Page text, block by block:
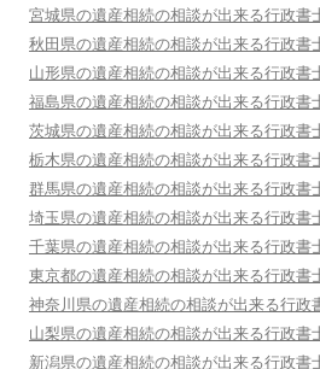
宮城県の遺産相続の相談が出来る行政書
秋田県の遺産相続の相談が出来る行政書
山形県の遺産相続の相談が出来る行政書
福島県の遺産相続の相談が出来る行政書
茨城県の遺産相続の相談が出来る行政書
栃木県の遺産相続の相談が出来る行政書
群馬県の遺産相続の相談が出来る行政書
埼玉県の遺産相続の相談が出来る行政書
千葉県の遺産相続の相談が出来る行政書
東京都の遺産相続の相談が出来る行政書
神奈川県の遺産相続の相談が出来る行政
山梨県の遺産相続の相談が出来る行政書
新潟県の遺産相続の相談が出来る行政書